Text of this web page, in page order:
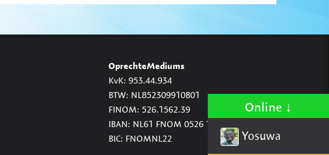
Online
Yosuwa
OprechteMediums
KvK: 953.44.934
BTW: NL852309910B01
FINOM: 526.1562.39
IBAN: NL61 FNOM 0526 1562 39
BIC: FNOMNL22